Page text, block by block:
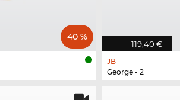
40 %
119,40 €
JB
George - 2